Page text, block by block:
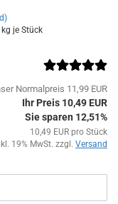
kg je Stück
Normalpreis 11,99 EUR
Ihr Preis 10,49 EUR
Sie sparen 12,51%
10,49 EUR pro Stück
19% MwSt. zzgl. Versand